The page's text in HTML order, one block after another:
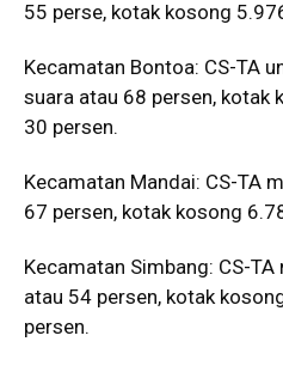
55 perse, kotak kosong
Kecamatan Bontoa: CS-TA
suara atau 68 persen, kotak
30 persen.
Kecamatan Mandai: CS-TA
67 persen, kotak kosong
Kecamatan Simbang: CS-
atau 54 persen, kotak
persen.